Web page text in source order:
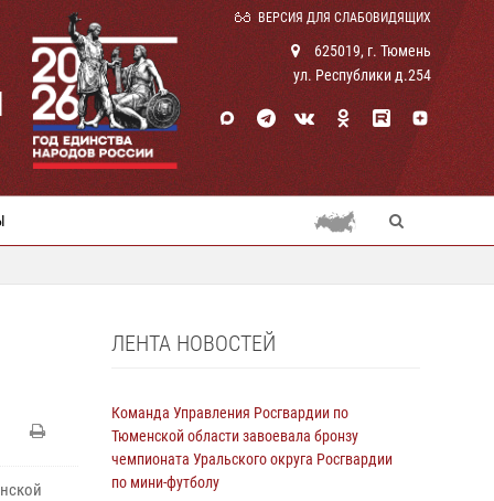
ВЕРСИЯ ДЛЯ СЛАБОВИДЯЩИХ
625019, г. Тюмень
ул. Республики д.254
ЛЕНТА НОВОСТЕЙ
Команда Управления Росгвардии по
Тюменской области завоевала бронзу
чемпионата Уральского округа Росгвардии
по мини-футболу